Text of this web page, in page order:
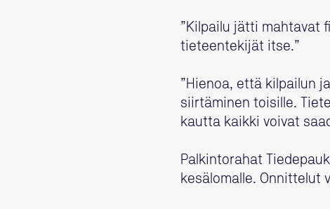
”Kilpailu jätti mahtavat
tieteentekijät itse.”
”Hienoa, että kilpailun
siirtäminen toisille.
kautta kaikki voivat
Palkintorahat
kesälomalle. Onnittelut